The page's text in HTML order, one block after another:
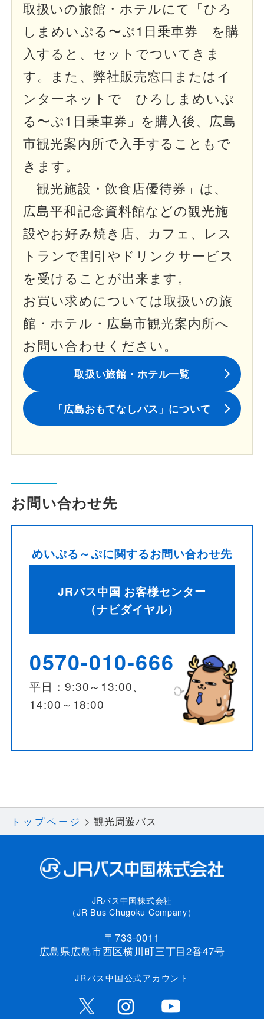
取扱いの旅館・ホテルにて「ひろ
しまめいぷる〜ぷ1日乗車券」を購
入すると、セットでついてきま
す。また、弊社販売窓口またはイ
ンターネットで「ひろしまめいぷ
る〜ぷ1日乗車券」を購入後、広島
市観光案内所で入手することもで
きます。
「観光施設・飲食店優待券」は、
広島平和記念資料館などの観光施
設やお好み焼き店、カフェ、レス
トランで割引やドリンクサービス
を受けることが出来ます。
お買い求めについては取扱いの旅
館・ホテル・広島市観光案内所へ
お問い合わせください。
取扱い旅館・ホテル一覧
「広島おもてなしパス」について
お問い合わせ先
めいぷる～ぷに関するお問い合わせ先
JRバス中国 お客様センター
（ナビダイヤル）
0570-010-666
平日：9:30～13:00、
14:00～18:00
トップページ 観光周遊バス
JRバス中国株式会社
（JR Bus Chugoku Company）
〒733-0011
広島県広島市西区横川町三丁目2番47号
JRバス中国公式アカウント